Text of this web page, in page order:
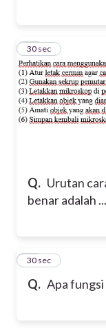
Q. Urutan
benar adalah ...
13
30 sec
Q. Apa
14
30 sec